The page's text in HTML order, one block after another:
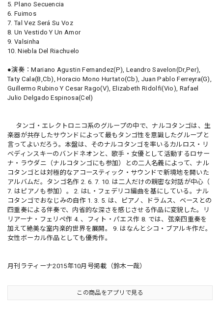
5. Plano Secuencia
6. Fuimos
7. Tal Vez Será Su Voz
8. Un Vestido Y Un Amor
9. Valsinha
10. Niebla Del Riachuelo
●演奏：Mariano Agustin Fernandez(P), Leandro Savelon(Dr,Per),
Taty Cala(B,Cb), Horacio Mono Hurtato(Cb), Juan Pablo Ferreyra(G),
Guillermo Rubino Y Cesar Rago(V), Elizabeth Ridolfi(Vio), Rafael
Julio Delgado Espinosa(Cel)
タンゴ・エレクトロニコ系のグループの中で、ナルコタンゴは、生
楽器が共存したサウンドによって最もタンゴ性を意識したグループと
言ってよいだろう。本盤は、そのナルコタンゴを率いるカルロス・リ
ベディンスキーのバンドネオンと、歌手・女優として活動するロサー
ナ・ラウダニ（ナルコタンゴにも参加）との二人名義によって、ナル
コタンゴとは対極的なアコースティック・サウンドで新境地を開いた
アルバムだ。タンゴ名作 2. 6. 7. 10. は二人だけの親密な対話が中心（
7. はピアノも参加）。 2. はL・フェデリコ編曲を基にしている。ナル
コタンゴでおなじみの自作 1. 3. 5. は、ピアノ、ドラムス、ベースとの
四重奏による伴奏で、内省的な深さを感じさせる作品に変貌した。リ
リアーナ・フェリペ作 4. 、フィト・パエス作 8. では、弦楽四重奏を
加えて絶美な室内楽的世界を展開。 9. はなんとシコ・ブアルキ作だ。
女性ボーカル作品としても優秀作。
月刊ラティーナ2015年10月号掲載（鈴木一哉）
この商品をアプリで見る